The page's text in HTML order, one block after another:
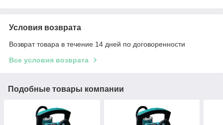
Условия возврата
Возврат товара в течение 14 дней по договоренности
Все условия возврата
Подобные товары компании